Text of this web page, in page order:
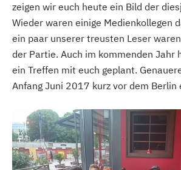
zeigen wir euch heute ein Bild der
Wieder waren einige Medienkollegen
ein paar unserer treusten Leser
der Partie. Auch im kommenden Jahr
ein Treffen mit euch geplant.
Anfang Juni 2017 kurz vor dem Berlin